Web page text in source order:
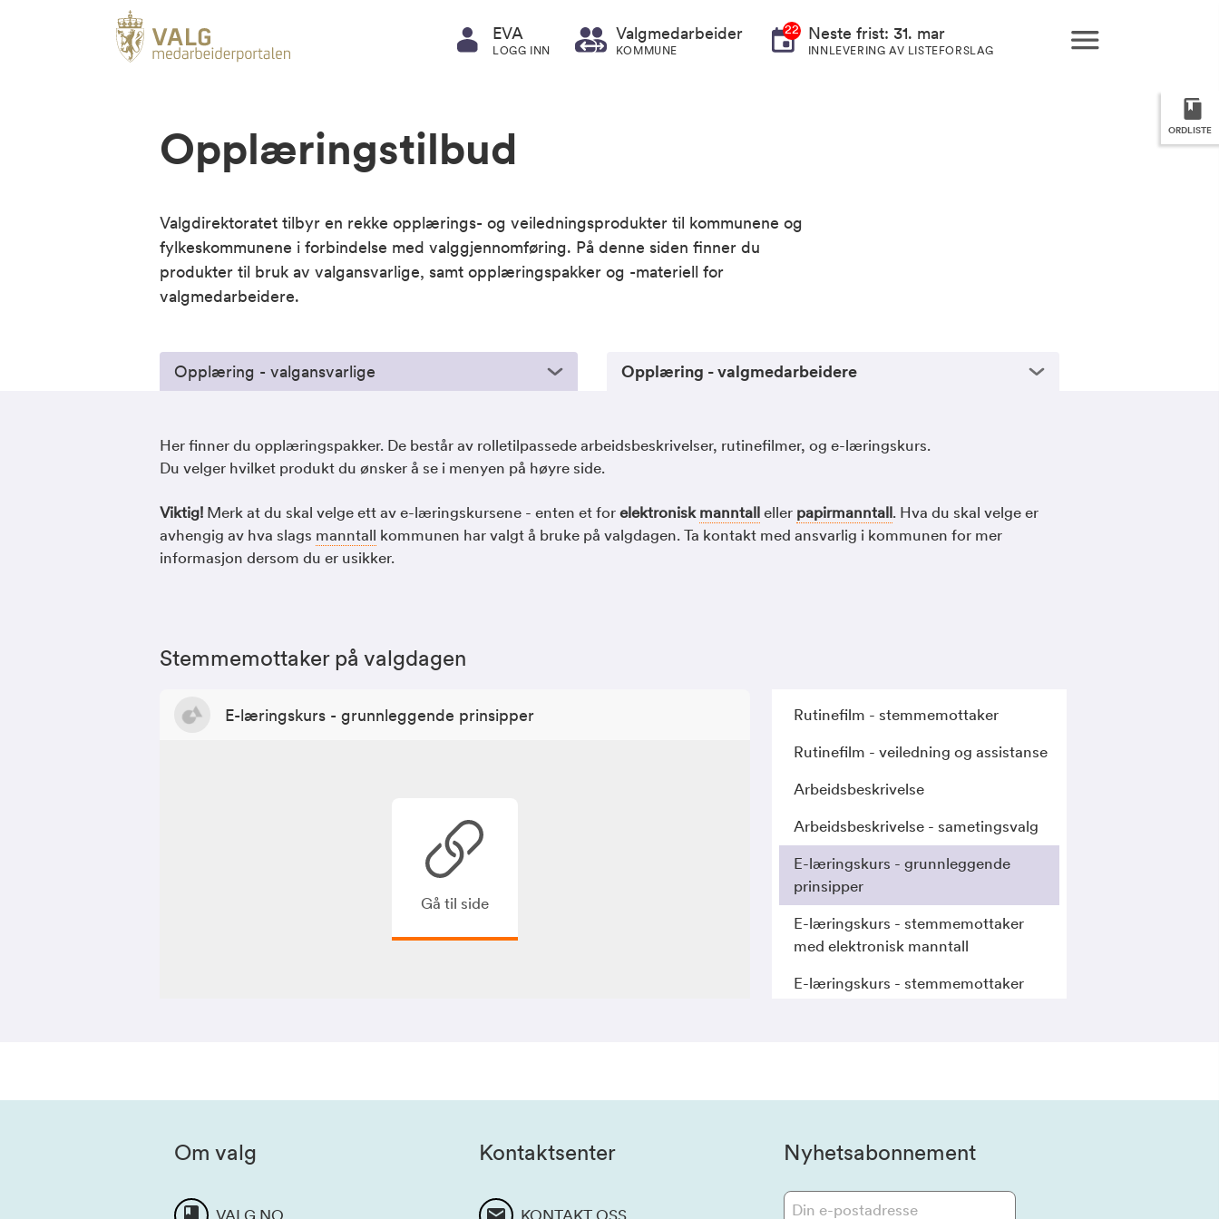
ORDLISTE
EVA
LOGG INN
Valgmedarbeider
KOMMUNE
22 Neste frist: 31. mar
INNLEVERING AV LISTEFORSLAG
Opplæringstilbud
Valgdirektoratet tilbyr en rekke opplærings- og veiledningsprodukter til kommunene og
fylkeskommunene i forbindelse med valggjennomføring. På denne siden finner du
produkter til bruk av valgansvarlige, samt opplæringspakker og -materiell for
valgmedarbeidere.
Opplæring - valgansvarlige Opplæring - valgmedarbeidere
Her finner du opplæringspakker. De består av rolletilpassede arbeidsbeskrivelser, rutinefilmer, og e-læringskurs.
Du velger hvilket produkt du ønsker å se i menyen på høyre side.
Viktig! Merk at du skal velge ett av e-læringskursene - enten et forelektroniskmanntalleller papirmanntall. Hva du skal velge er
avhengig av hva slags manntall kommunen har valgt å bruke på valgdagen. Ta kontakt med ansvarlig i kommunen for mer
informasjon dersom du er usikker.
Stemmemottaker på valgdagen
E-læringskurs - grunnleggende prinsipper
Gå til side
Rutinefilm - stemmemottaker
Rutinefilm - veiledning og assistanse
Arbeidsbeskrivelse
Arbeidsbeskrivelse - sametingsvalg
E-læringskurs - grunnleggende
prinsipper
E-læringskurs - stemmemottaker
med elektronisk manntall
E-læringskurs - stemmemottaker
Om valg
VALG.NO
Kontaktsenter
KONTAKT OSS
Nyhetsabonnement